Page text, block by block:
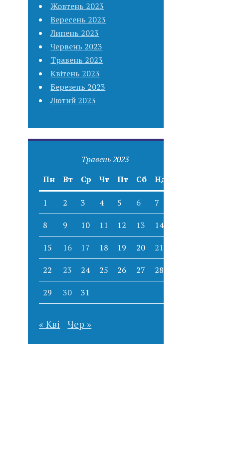
Жовтень 2023
Вересень 2023
Липень 2023
Червень 2023
Травень 2023
Квітень 2023
Березень 2023
Лютий 2023
Травень 2023
Пн
Вт Ср Чт Пт Сб Нд
1 2 3 4 5 6 7
8 9 10 11 12 13 14
15 16 17 18 19 20 21
22 23 24 25 26 27 28
29 30 31
« Кві Чер »